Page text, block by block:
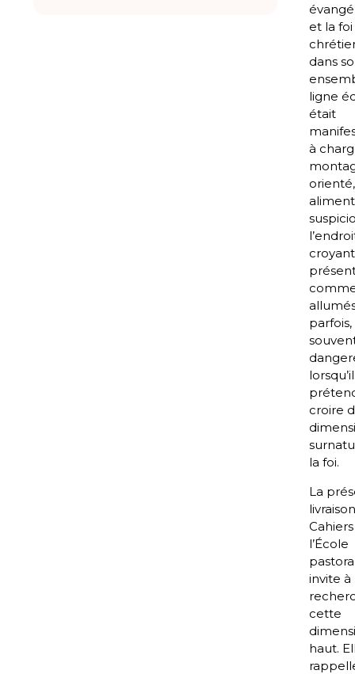
et la foi
dans
ligne
était
à
orienté,
parfois,
croire
la foi.
La
l’École
invite à
cette
haut.